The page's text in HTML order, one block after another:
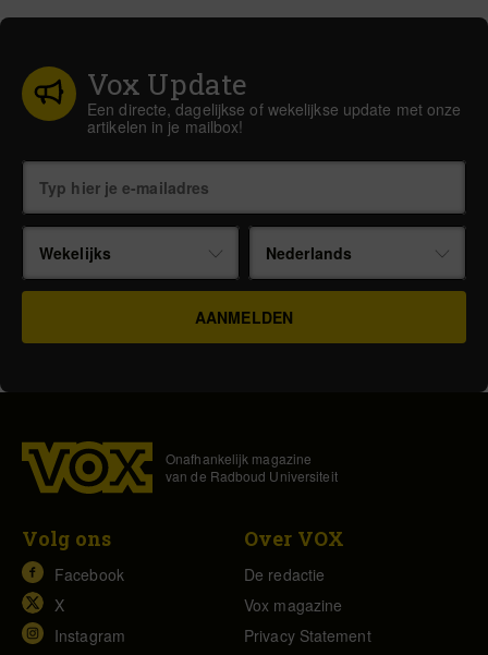
Vox Update
Een directe, dagelijkse of wekelijkse update met onze
artikelen in je mailbox!
Wekelijks Nederlands
Onafhankelijk magazine
van de Radboud Universiteit
Volg ons
Facebook
X
Instagram
Over VOX
De redactie
Vox magazine
Privacy Statement